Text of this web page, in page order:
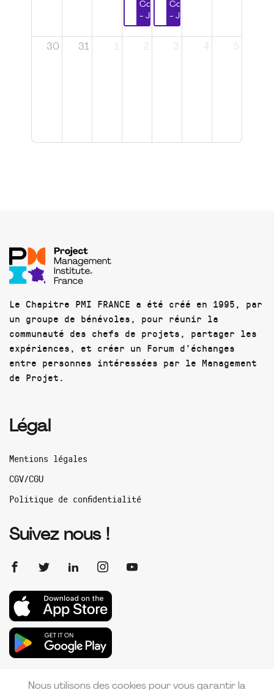
Complexes
- Jour 1
Complexes
- Jour 2
30 31 1 2 3 4 5
Le Chapitre PMI FRANCE a été créé en 1995, par
un groupe de bénévoles, pour réunir la
communauté des chefs de projets, partager les
expériences, et créer un Forum d'échanges
entre personnes intéressées par le Management
de Projet.
Légal
Mentions légales
CGV/CGU
Politique de confidentialité
Suivez nous !
Nous utilisons des cookies pour vous garantir la